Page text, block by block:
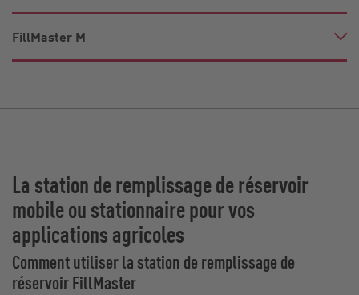
FillMaster M
La station de remplissage de réservoir
mobile ou stationnaire pour vos
applications agricoles
Comment utiliser la station de remplissage de
réservoir FillMaster